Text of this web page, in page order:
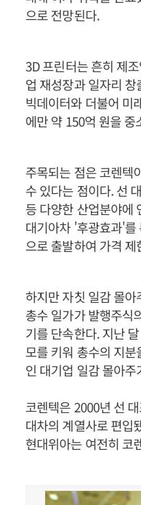
으로 전망된다.
3D 프린터는 흔히 제
업 재성장과 일자리
빅데이터와 더불어 미
에만 약 150억 원을
주목되는 점은 코렌텍
수 있다는 점이다. 선
등 다양한 산업분야에
대기아차 '후광효과'를
으로 출발하여 가격
하지만 자칫 일감 몰
총수 일가가 발행주식
기를 단속한다. 지난
모를 키워 총수의 지
인 대기업 일감 몰아주
코렌텍은 2000년 선
대차의 계열사로 편입
현대위아는 여전히 코